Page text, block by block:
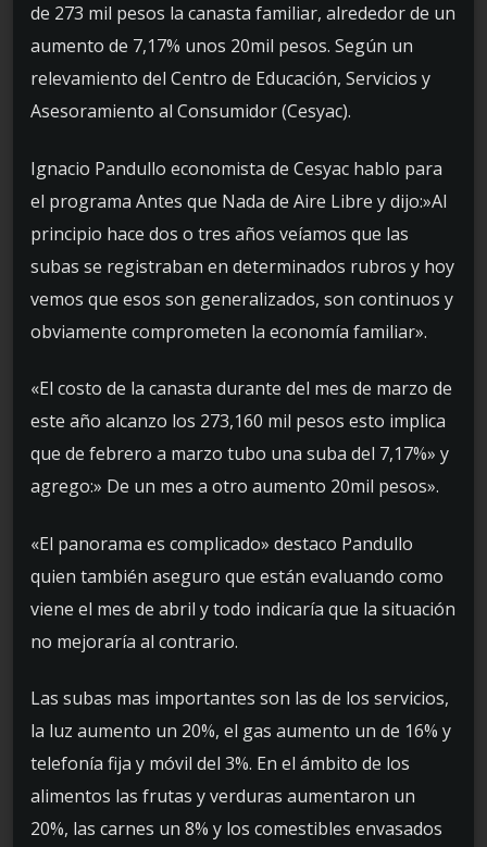
de 273 mil pesos la canasta familiar, alrededor de un
aumento de 7,17% unos 20mil pesos. Según un
relevamiento del Centro de Educación, Servicios y
Asesoramiento al Consumidor (Cesyac).
Ignacio Pandullo economista de Cesyac hablo para
el programa Antes que Nada de Aire Libre y dijo:»Al
principio hace dos o tres años veíamos que las
subas se registraban en determinados rubros y hoy
vemos que esos son generalizados, son continuos y
obviamente comprometen la economía familiar».
«El costo de la canasta durante del mes de marzo de
este año alcanzo los 273,160 mil pesos esto implica
que de febrero a marzo tubo una suba del 7,17%» y
agrego:» De un mes a otro aumento 20mil pesos».
«El panorama es complicado» destaco Pandullo
quien también aseguro que están evaluando como
viene el mes de abril y todo indicaría que la situación
no mejoraría al contrario.
Las subas mas importantes son las de los servicios,
la luz aumento un 20%, el gas aumento un de 16% y
telefonía fija y móvil del 3%. En el ámbito de los
alimentos las frutas y verduras aumentaron un
20%, las carnes un 8% y los comestibles envasados